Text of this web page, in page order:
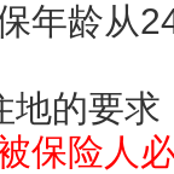
年龄从
地的要求
保险人